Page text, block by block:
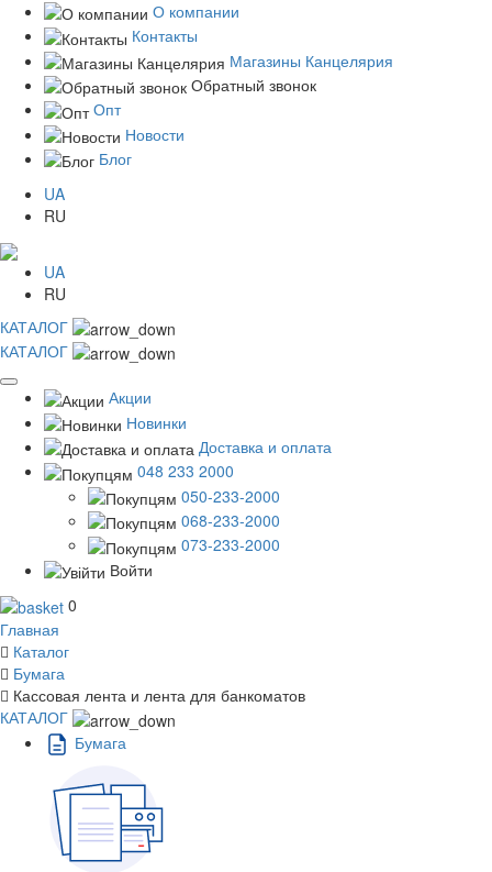
О компании
Контакты
Магазины Канцелярия
Обратный звонок
Опт
Новости
Блог
UA
RU
UA
RU
КАТАЛОГ
КАТАЛОГ
Акции
Новинки
Доставка и оплата
048 233 2000
050-233-2000
068-233-2000
073-233-2000
Войти
0
Главная
Каталог
Бумага
Кассовая лента и лента для банкоматов
КАТАЛОГ
Бумага